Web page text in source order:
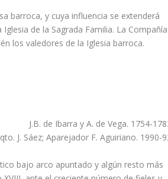
barroca, y cuya influencia se extenderá
de la Sagrada Familia. La Compañí­a
los valedores de la Iglesia barroca.
J.B. de Ibarra y A. de Vega. 1754-
J. Sáez; Aparejador F. Aguiriano. 1990-
bajo arco apuntado y algún resto más